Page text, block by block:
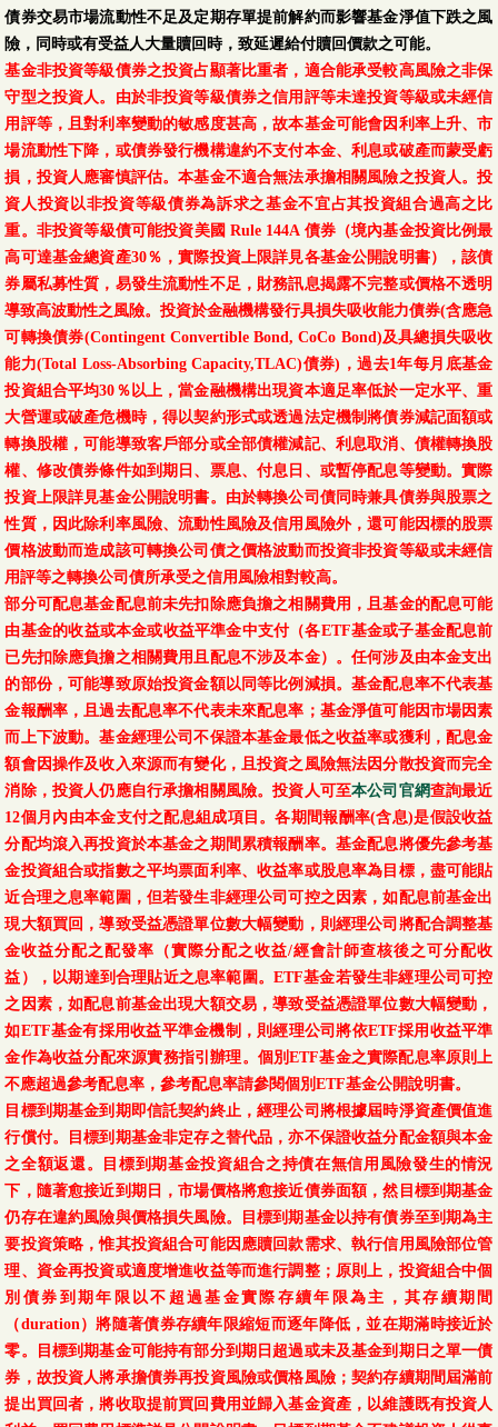
債券交易市場流動性不足及定期存單提前解約而影響基金淨值下跌之風
險，同時或有受益人大量贖回時，致延遲給付贖回價款之可能。
基金非投資等級債券之投資占顯著比重者，適合能承受較高風險之非保
守型之投資人。由於非投資等級債券之信用評等未達投資等級或未經信
用評等，且對利率變動的敏感度甚高，故本基金可能會因利率上升、市
場流動性下降，或債券發行機構違約不支付本金、利息或破產而蒙受虧
損，投資人應審慎評估。本基金不適合無法承擔相關風險之投資人。投
資人投資以非投資等級債券為訴求之基金不宜占其投資組合過高之比
重。非投資等級債可能投資美國 Rule 144A 債券（境內基金投資比例最
高可達基金總資產30％，實際投資上限詳見各基金公開說明書），該債
券屬私募性質，易發生流動性不足，財務訊息揭露不完整或價格不透明
導致高波動性之風險。投資於金融機構發行具損失吸收能力債券(含應急
可轉換債券(Contingent Convertible Bond, CoCo Bond)及具總損失吸收
能力(Total Loss-Absorbing Capacity,TLAC)債券)，過去1年每月底基金
投資組合平均30％以上，當金融機構出現資本適足率低於一定水平、重
大營運或破產危機時，得以契約形式或透過法定機制將債券減記面額或
轉換股權，可能導致客戶部分或全部債權減記、利息取消、債權轉換股
權、修改債券條件如到期日、票息、付息日、或暫停配息等變動。實際
投資上限詳見基金公開說明書。由於轉換公司債同時兼具債券與股票之
性質，因此除利率風險、流動性風險及信用風險外，還可能因標的股票
價格波動而造成該可轉換公司債之價格波動而投資非投資等級或未經信
用評等之轉換公司債所承受之信用風險相對較高。
部分可配息基金配息前未先扣除應負擔之相關費用，且基金的配息可能
由基金的收益或本金或收益平準金中支付（各ETF基金或子基金配息前
已先扣除應負擔之相關費用且配息不涉及本金）。任何涉及由本金支出
的部份，可能導致原始投資金額以同等比例減損。基金配息率不代表基
金報酬率，且過去配息率不代表未來配息率；基金淨值可能因市場因素
而上下波動。基金經理公司不保證本基金最低之收益率或獲利，配息金
額會因操作及收入來源而有變化，且投資之風險無法因分散投資而完全
消除，投資人仍應自行承擔相關風險。投資人可至本公司官網查詢最近
12個月內由本金支付之配息組成項目。各期間報酬率(含息)是假設收益
分配均滾入再投資於本基金之期間累積報酬率。基金配息將優先參考基
金投資組合或指數之平均票面利率、收益率或股息率為目標，盡可能貼
近合理之息率範圍，但若發生非經理公司可控之因素，如配息前基金出
現大額買回，導致受益憑證單位數大幅變動，則經理公司將配合調整基
金收益分配之配發率（實際分配之收益/經會計師查核後之可分配收
益），以期達到合理貼近之息率範圍。ETF基金若發生非經理公司可控
之因素，如配息前基金出現大額交易，導致受益憑證單位數大幅變動，
如ETF基金有採用收益平準金機制，則經理公司將依ETF採用收益平準
金作為收益分配來源實務指引辦理。個別ETF基金之實際配息率原則上
不應超過參考配息率，參考配息率請參閱個別ETF基金公開說明書。
目標到期基金到期即信託契約終止，經理公司將根據屆時淨資產價值進
行償付。目標到期基金非定存之替代品，亦不保證收益分配金額與本金
之全額返還。目標到期基金投資組合之持債在無信用風險發生的情況
下，隨著愈接近到期日，市場價格將愈接近債券面額，然目標到期基金
仍存在違約風險與價格損失風險。目標到期基金以持有債券至到期為主
要投資策略，惟其投資組合可能因應贖回款需求、執行信用風險部位管
理、資金再投資或適度增進收益等而進行調整；原則上，投資組合中個
別債券到期年限以不超過基金實際存續年限為主，其存續期間
（duration）將隨著債券存續年限縮短而逐年降低，並在期滿時接近於
零。目標到期基金可能持有部分到期日超過或未及基金到期日之單一債
券，故投資人將承擔債券再投資風險或價格風險；契約存續期間屆滿前
提出買回者，將收取提前買回費用並歸入基金資產，以維護既有投資人